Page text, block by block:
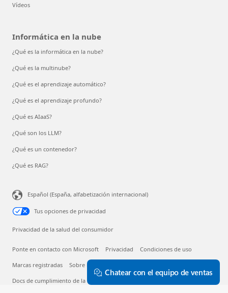
Vídeos
Informática en la nube
¿Qué es la informática en la nube?
¿Qué es la multinube?
¿Qué es el aprendizaje automático?
¿Qué es el aprendizaje profundo?
¿Qué es AIaaS?
¿Qué son los LLM?
¿Qué es un contenedor?
¿Qué es RAG?
Español (España, alfabetización internacional)
Tus opciones de privacidad
Privacidad de la salud del consumidor
Ponte en contacto con Microsoft Privacidad Condiciones de uso
Marcas registradas Sobre nuestra publicidad
Docs de cumplimiento de la UE
Chatear con el equipo de ventas